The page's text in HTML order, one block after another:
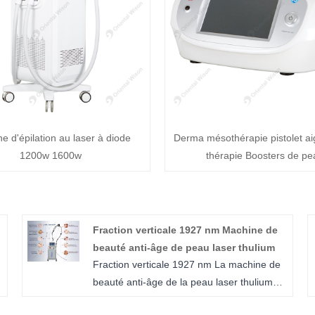
d'épilation au laser à diode
1200w 1600w
Derma mésothérapie pistolet
thérapie Boosters de
Fraction verticale 1927 nm Machine de
beauté anti-âge de peau laser thulium
Fraction verticale 1927 nm La machine de
beauté anti-âge de la peau laser thulium